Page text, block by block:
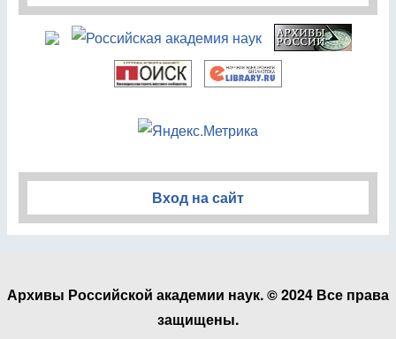
Вход на сайт
Архивы Российской академии наук. © 2024 Все права
защищены.